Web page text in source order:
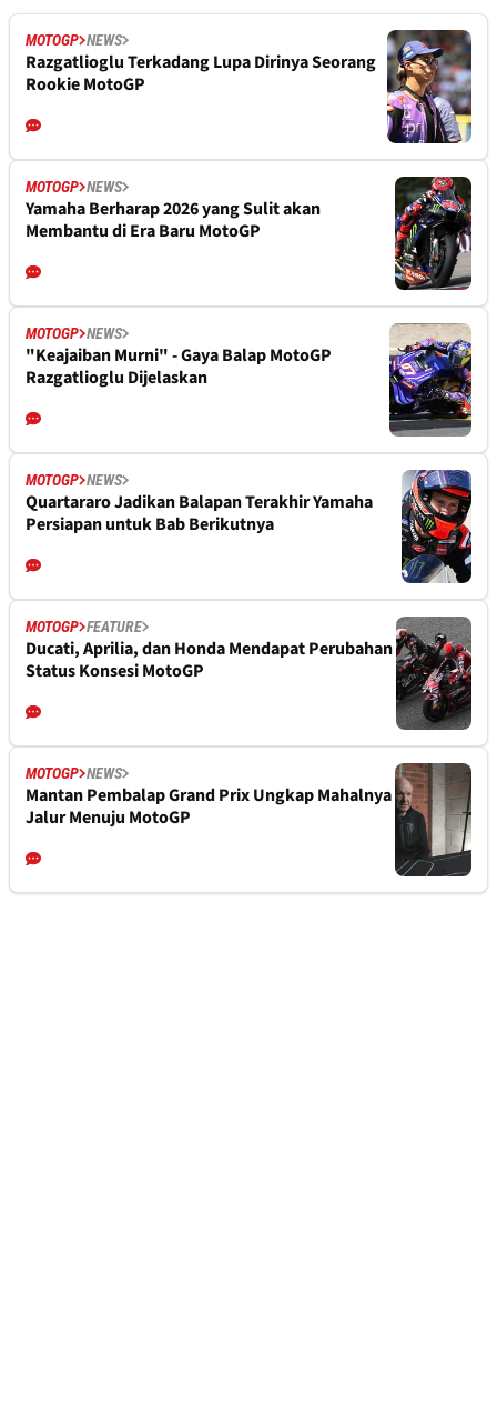
MOTOGP NEWS
Razgatlioglu Terkadang Lupa Dirinya Seorang
Rookie MotoGP
MOTOGP NEWS
Yamaha Berharap 2026 yang Sulit akan
Membantu di Era Baru MotoGP
MOTOGP NEWS
"Keajaiban Murni" - Gaya Balap MotoGP
Razgatlioglu Dijelaskan
MOTOGP NEWS
Quartararo Jadikan Balapan Terakhir Yamaha
Persiapan untuk Bab Berikutnya
MOTOGP FEATURE
Ducati, Aprilia, dan Honda Mendapat Perubahan
Status Konsesi MotoGP
MOTOGP NEWS
Mantan Pembalap Grand Prix Ungkap Mahalnya
Jalur Menuju MotoGP